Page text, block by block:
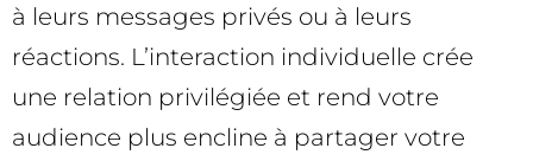
à leurs messages privés ou à leurs
réactions. L’interaction individuelle crée
une relation privilégiée et rend votre
audience plus encline à partager votre